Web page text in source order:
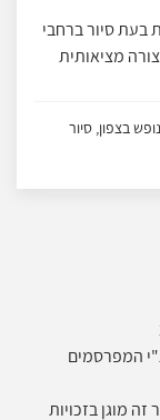
בעת סיור ברחבי
מציאותית
בצפון, סיור
360 מעודכן ע"י המפרסמים
מוגן בזכויות